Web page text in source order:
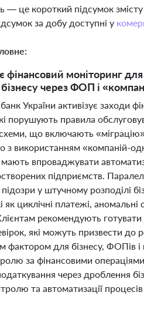
— це короткий підсумок
за добу доступні у
моніторинг
через ФОП і
України активізує заходи
порушують правила
що включають
з використанням «компаній-
мають впроваджувати
підприємств.
підозри у штучному розподілі
як циклічні платежі,
рекомендують
які можуть призвести до
фактором для бізнесу, ФОПів і
за фінансовими
через дроблення
та автоматизації